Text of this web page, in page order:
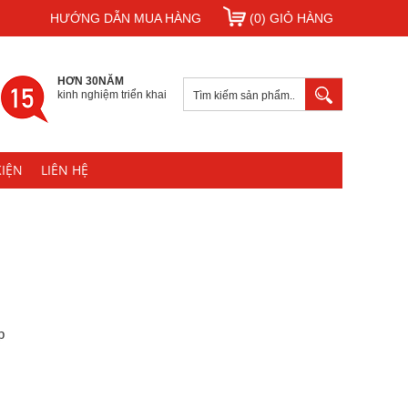
HƯỚNG DẪN MUA HÀNG (0) GIỎ HÀNG
HƠN 30NĂM
kinh nghiệm triển khai
LIÊN HỆ